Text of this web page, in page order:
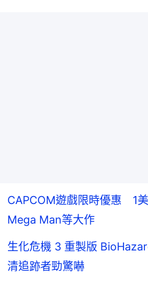
CAPCOM遊戲限時優惠 1
Mega Man等大作
生化危機 3 重製版
清追跡者勁驚嚇